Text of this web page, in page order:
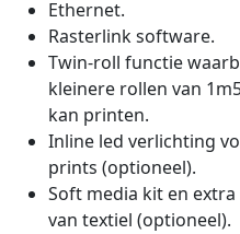
Ethernet.
Rasterlink software.
Twin-roll functie
kleinere rollen van
kan printen.
Inline led verlichting
prints (optioneel).
Soft media kit en
van textiel (optioneel).